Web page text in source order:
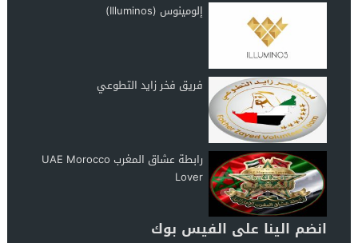
إلومينوس (Illuminos)
فريق فخر زايد التطوعي
رابطة عشاق المغرب UAE Morocco
Lover
انضم الينا على الفيس بوك